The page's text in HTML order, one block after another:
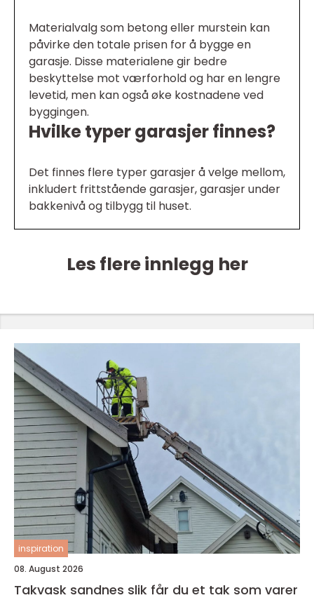
Materialvalg som betong eller murstein kan
påvirke den totale prisen for å bygge en
garasje. Disse materialene gir bedre
beskyttelse mot værforhold og har en lengre
levetid, men kan også øke kostnadene ved
byggingen.
Hvilke typer garasjer finnes?
Det finnes flere typer garasjer å velge mellom,
inkludert frittstående garasjer, garasjer under
bakkenivå og tilbygg til huset.
Les flere innlegg her
inspiration
08. August 2026
Takvask sandnes slik får du et tak som varer